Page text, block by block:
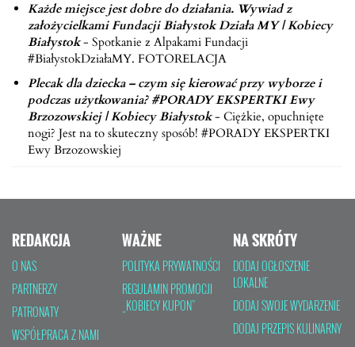
Każde miejsce jest dobre do działania. Wywiad z
założycielkami Fundacji Białystok Działa MY | Kobiecy
Białystok- Spotkanie z Alpakami Fundacji
#BiałystokDziałaMY. FOTORELACJA
Plecak dla dziecka – czym się kierować przy wyborze i
podczas użytkowania? #PORADY EKSPERTKI Ewy
Brzozowskiej | Kobiecy Białystok- Ciężkie, opuchnięte
nogi? Jest na to skuteczny sposób! #PORADY EKSPERTKI
Ewy Brzozowskiej
REDAKCJA
O NAS
PARTNERZY
PATRONATY
WSPÓŁPRACA Z NAMI
WAŻNE
POLITYKA PRYWATNOŚCI
REGULAMIN PROMOCJI
„KOBIECY KUPON”
NA SKRÓTY
DODAJ OGŁOSZENIE
LOKALNE
DODAJ SWOJE WYDARZENIE
DODAJ PRZEPIS KULINARNY